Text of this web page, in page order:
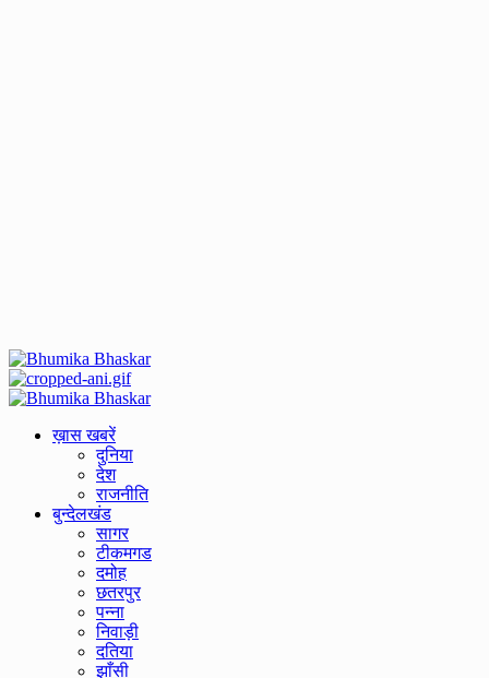
Primary
ख़ास खबरें
दुनिया
देश
राजनीति
बुन्देलखंड
सागर
टीकमगड
दमोह
छतरपुर
पन्ना
निवाड़ी
दतिया
झाँसी